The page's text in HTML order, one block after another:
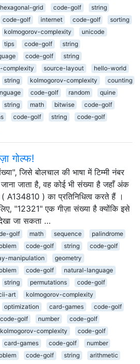
hexagonal-grid code-golf
string
code-golf internet code-golf
sorting
kolmogorov-complexity
unicode
tips code-golf
string
code-golf
string
complexity
source-layout
hello-world
string kolmogorov-complexity
counting
code-golf random
quine
string math bitwise
code-golf
code-golf string
code-golf
गोल्फ!
जिसे बोलचाल की भाषा में टिम्मी नंबर
जाता है, वह कोई भी संख्या है जहाँ अंक
( A134810 ) का प्रतिनिधित्व करते हैं ।
"12321" एक गीज़ा संख्या है क्योंकि इसे
जा सकता …
golf math sequence
palindrome
code-golf string
code-golf
manipulation
geometry
code-golf
natural-language
string permutations
code-golf
art
kolmogorov-complexity
optimization card-games
code-golf
code-golf number
code-golf
kolmogorov-complexity
code-golf
card-games code-golf
number
code-golf string arithmetic